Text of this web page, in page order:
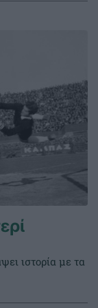
ιστορία με τα